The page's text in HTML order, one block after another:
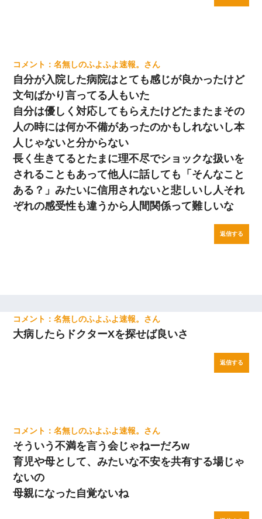
名無しのふよふよ速報。
自分が入院した病院はとても感じが良かったけど
文句ばかり言ってる人もいた
自分は優しく対応してもらえたけどたまたまその
人の時には何か不備があったのかもしれないし本
人じゃないと分からない
長く生きてるとたまに理不尽でショックな扱いを
されることもあって他人に話しても「そんなこと
ある？」みたいに信用されないと悲しいし人それ
ぞれの感受性も違うから人間関係って難しいな
返信する
名無しのふよふよ速報。
大病したらドクターXを探せば良いさ
返信する
名無しのふよふよ速報。
そういう不満を言う会じゃねーだろw
育児や母として、みたいな不安を共有する場じゃ
ないの
母親になった自覚ないね